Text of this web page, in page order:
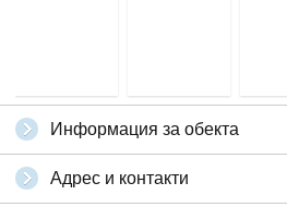
Информация за обекта
Адрес и контакти